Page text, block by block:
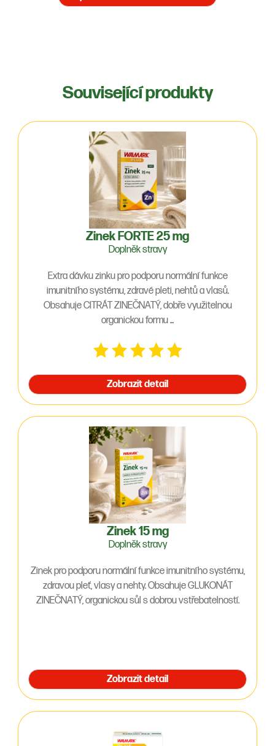
Související produkty
Zinek FORTE 25 mg
Doplněk stravy
Extra dávku zinku pro podporu normální funkce
imunitního systému, zdravé pleti, nehtů a vlasů.
Obsahuje CITRÁT ZINEČNATÝ, dobře využitelnou
organickou formu ...
Zobrazit detail
Zinek 15 mg
Doplněk stravy
Zinek pro podporu normální funkce imunitního systému,
zdravou pleť, vlasy a nehty. Obsahuje GLUKONÁT
ZINEČNATÝ, organickou sůl s dobrou vstřebatelností.
Zobrazit detail